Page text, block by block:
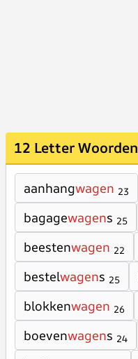
12 Letter Woorden
aanhangwagen 23
bagagewagens 25
beestenwagen 22
bestelwagens 25
blokkenwagen 26
boevenwagens 24